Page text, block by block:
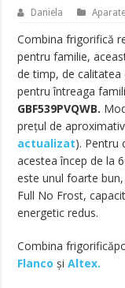
Daniela
Combina frigorifică
pentru familie,
de timp, de
pentru întreaga
GBF539PVQWB.
prețul de aproximativ
actualizat). Pentru
acestea încep de la
este unul foarte
Full No Frost,
energetic redus.
Combina
Flanco șiAltex.